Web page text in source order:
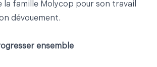
la famille Molycop pour son travail
dévouement.
ensemble